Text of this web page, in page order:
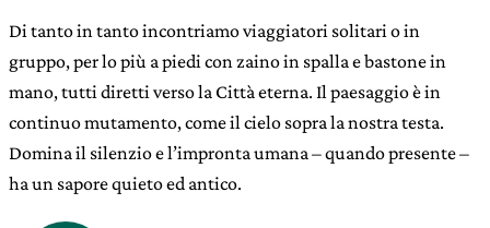
Di tanto in tanto incontriamo viaggiatori solitari o in
gruppo, per lo più a piedi con zaino in spalla e bastone in
mano, tutti diretti verso la Città eterna. Il paesaggio è in
continuo mutamento, come il cielo sopra la nostra testa.
Domina il silenzio e l’impronta umana – quando presente –
ha un sapore quieto ed antico.